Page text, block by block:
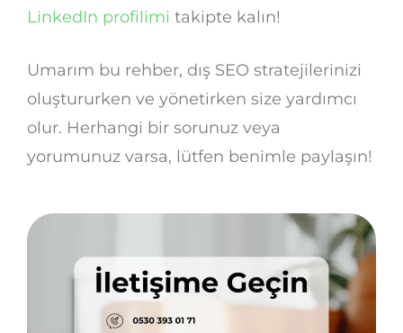
LinkedIn profilimi takipte kalın!
Umarım bu rehber, dış SEO stratejilerinizi
oluştururken ve yönetirken size yardımcı
olur. Herhangi bir sorunuz veya
yorumunuz varsa, lütfen benimle paylaşın!